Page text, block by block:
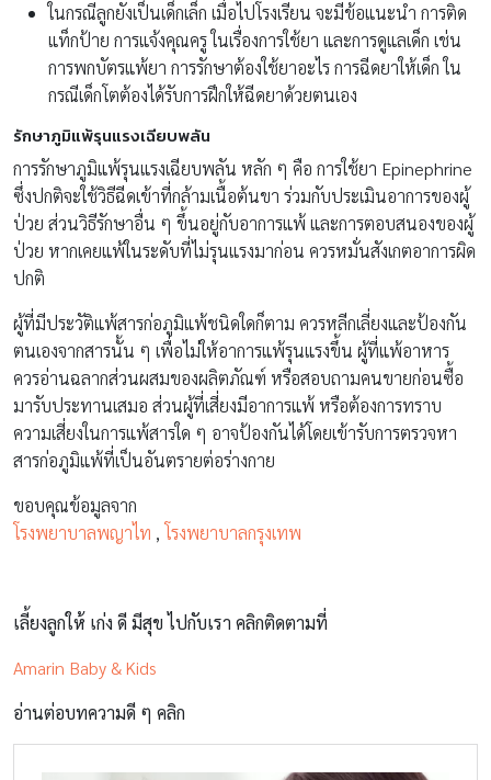
ในกรณีลูกยังเป็นเด็กเล็ก เมื่อไปโรงเรียน จะมีข้อแนะนำ การติด
แท็กป้าย การแจ้งคุณครู ในเรื่องการใช้ยา และการดูแลเด็ก เช่น
การพกบัตรแพ้ยา การรักษาต้องใช้ยาอะไร การฉีดยาให้เด็ก ใน
กรณีเด็กโตต้องได้รับการฝึกให้ฉีดยาด้วยตนเอง
รักษาภูมิแพ้รุนแรงเฉียบพลัน
การรักษาภูมิแพ้รุนแรงเฉียบพลัน หลัก ๆ คือ การใช้ยา Epinephrine
ซึ่งปกติจะใช้วิธีฉีดเข้าที่กล้ามเนื้อต้นขา ร่วมกับประเมินอาการของผู้
ป่วย ส่วนวิธีรักษาอื่น ๆ ขึ้นอยู่กับอาการแพ้ และการตอบสนองของผู้
ป่วย หากเคยแพ้ในระดับที่ไม่รุนแรงมาก่อน ควรหมั่นสังเกตอาการผิด
ปกติ
ผู้ที่มีประวัติแพ้สารก่อภูมิแพ้ชนิดใดก็ตาม ควรหลีกเลี่ยงและป้องกัน
ตนเองจากสารนั้น ๆ เพื่อไม่ให้อาการแพ้รุนแรงขึ้น ผู้ที่แพ้อาหาร
ควรอ่านฉลากส่วนผสมของผลิตภัณฑ์ หรือสอบถามคนขายก่อนซื้อ
มารับประทานเสมอ ส่วนผู้ที่เสี่ยงมีอาการแพ้ หรือต้องการทราบ
ความเสี่ยงในการแพ้สารใด ๆ อาจป้องกันได้โดยเข้ารับการตรวจหา
สารก่อภูมิแพ้ที่เป็นอันตรายต่อร่างกาย
ขอบคุณข้อมูลจาก
โรงพยาบาลพญาไท , โรงพยาบาลกรุงเทพ
เลี้ยงลูกให้ เก่ง ดี มีสุข ไปกับเรา คลิกติดตามที่
Amarin Baby & Kids
อ่านต่อบทความดี ๆ คลิก